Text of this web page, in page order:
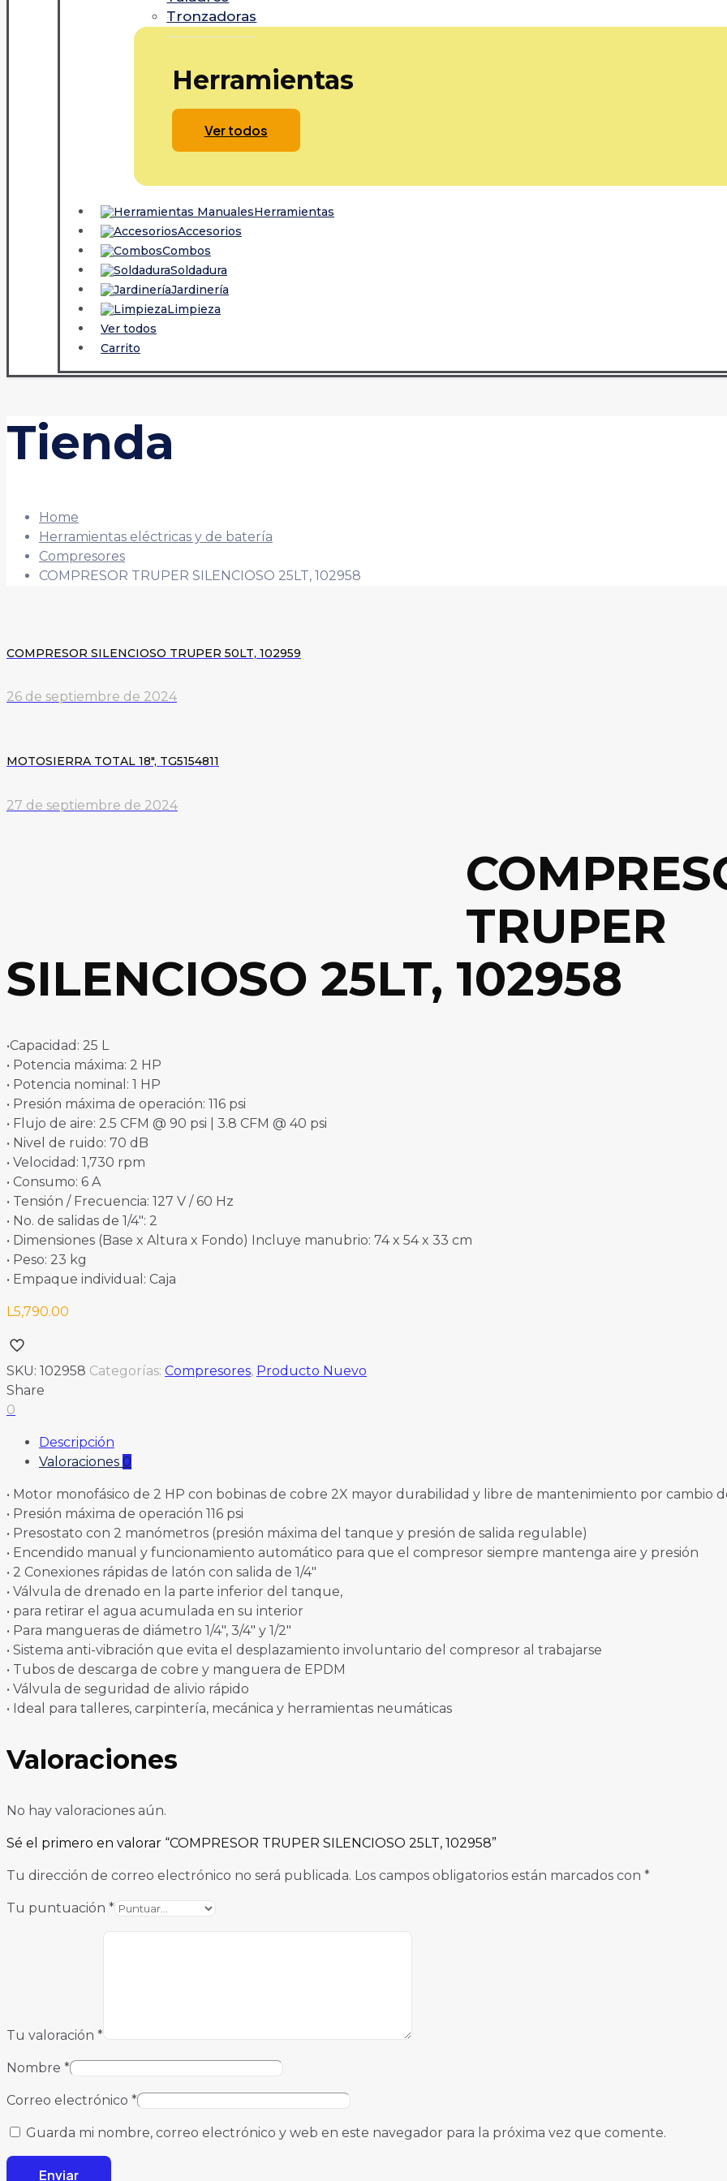
Tronzadoras
Herramientas
Ver todos
Herramientas
Accesorios
Combos
Soldadura
Jardinería
Limpieza
Ver todos
Carrito
Tienda
Home
Herramientas eléctricas y de batería
Compresores
COMPRESOR TRUPER SILENCIOSO 25LT, 102958
COMPRESOR SILENCIOSO TRUPER 50LT, 102959
26 de septiembre de 2024
MOTOSIERRA TOTAL 18″, TG5154811
27 de septiembre de 2024
TRUPER
SILENCIOSO 25LT, 102958
•Capacidad: 25 L
• Potencia máxima: 2 HP
• Potencia nominal: 1 HP
• Presión máxima de operación: 116 psi
• Flujo de aire: 2.5 CFM @ 90 psi | 3.8 CFM @ 40 psi
• Nivel de ruido: 70 dB
• Velocidad: 1,730 rpm
• Consumo: 6 A
• Tensión / Frecuencia: 127 V / 60 Hz
• No. de salidas de 1/4″: 2
• Dimensiones (Base x Altura x Fondo) Incluye manubrio: 74 x 54 x 33 cm
• Peso: 23 kg
• Empaque individual: Caja
L5,790.00
SKU: 102958 Categorías: Compresores, Producto Nuevo
Share
0
Descripción
Valoraciones 0
• Motor monofásico de 2 HP con bobinas de cobre 2X mayor durabilidad y libre de mantenimiento por cambio
• Presión máxima de operación 116 psi
• Presostato con 2 manómetros (presión máxima del tanque y presión de salida regulable)
• Encendido manual y funcionamiento automático para que el compresor siempre mantenga aire y presión
• 2 Conexiones rápidas de latón con salida de 1/4″
• Válvula de drenado en la parte inferior del tanque,
• para retirar el agua acumulada en su interior
• Para mangueras de diámetro 1/4″, 3/4″ y 1/2″
• Sistema anti-vibración que evita el desplazamiento involuntario del compresor al trabajarse
• Tubos de descarga de cobre y manguera de EPDM
• Válvula de seguridad de alivio rápido
• Ideal para talleres, carpintería, mecánica y herramientas neumáticas
Valoraciones
No hay valoraciones aún.
Sé el primero en valorar “COMPRESOR TRUPER SILENCIOSO 25LT, 102958”
Tu dirección de correo electrónico no será publicada. Los campos obligatorios están marcados con *
Tu puntuación *
Tu valoración *
Nombre *
Correo electrónico *
Guarda mi nombre, correo electrónico y web en este navegador para la próxima vez que comente.